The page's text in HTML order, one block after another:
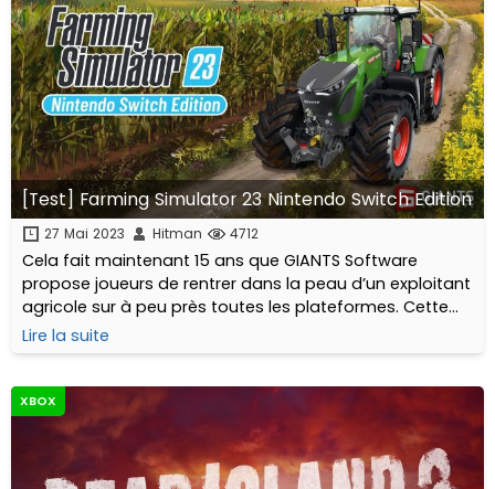
[Test] Farming Simulator 23 Nintendo Switch Edition
27 Mai 2023 Hitman 4712
Cela fait maintenant 15 ans que GIANTS Software
propose joueurs de rentrer dans la peau d’un exploitant
agricole sur à peu près toutes les plateformes. Cette
édition 2023 est destinée aux mobiles, tablettes et à la
console portable de Nintendo...
Lire la suite
XBOX